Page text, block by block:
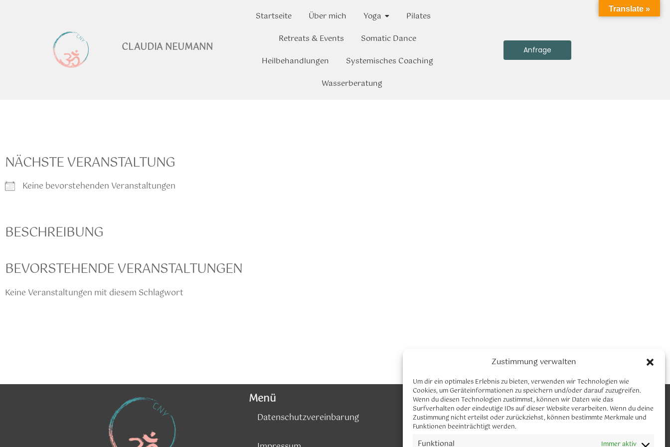
Zustimmung verwalten
Um dir ein optimales Erlebnis zu bieten, verwenden wir Technologien wie
Cookies, um Geräteinformationen zu speichern und/oder darauf zuzugreifen.
Wenn du diesen Technologien zustimmst, können wir Daten wie das
Surfverhalten oder eindeutige IDs auf dieser Website verarbeiten. Wenn du deine
Zustimmung nicht erteilst oder zurückziehst, können bestimmte Merkmale und
Funktionen beeinträchtigt werden.
Funktional Immer aktiv
CLAUDIA NEUMANN
Startseite Über mich Yoga
Pilates
Retreats & Events
Somatic Dance
Heilbehandlungen
Systemisches Coaching
Wasserberatung
Anfrage
NÄCHSTE VERANSTALTUNG
Keine bevorstehenden Veranstaltungen
BESCHREIBUNG
BEVORSTEHENDE VERANSTALTUNGEN
Keine Veranstaltungen mit diesem Schlagwort
Menü
Datenschutzvereinbarung
CLAUDIA NEUMANN YOGA
Let´s connect
Melde dich gerne für meinen Newsletter
Translate »